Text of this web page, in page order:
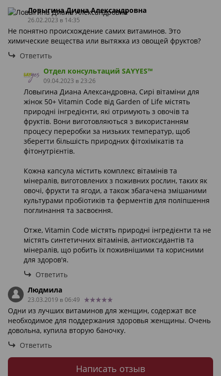
Ловыгина Диана Александровна
26.02.2023 в 14:35
Не понятно происхождение самих витаминов. Это
химические вещества или вытяжка из овощей фруктов?
Ответить
Отдел консультаций SAYYES™
09.04.2023 в 23:26
Ловыгина Диана Александровна, Сирі вітаміни для
жінок 50+ Vitamin Code від Garden of Life містять
природні інгредієнти, які отримують з овочів та
фруктів. Вони виготовляються з використанням
процесу переробки за низьких температур, щоб
зберегти більшість природних фітохімікатів та
фітонутрієнтів.
Кожна капсула містить комплекс вітамінів та
мінералів, виготовлених з поживних рослин, таких як
овочі, фрукти та ягоди, а також збагачена змішаними
культурами пробіотиків та ферментів для поліпшення
поглинання та засвоєння.
Отже, Vitamin Code містять природні інгредієнти та не
містять синтетичних вітамінів, антиоксидантів та
мінералів, що робить їх поживнішими та корисними
для здоров'я.
Ответить
Людмила
23.03.2019 в 06:49
Одни из лучших витаминов для женщин, содержат все
необходимое для поддержания здоровья женщины. Очень
довольна, купила вторую баночку.
Ответить
Написать отзыв